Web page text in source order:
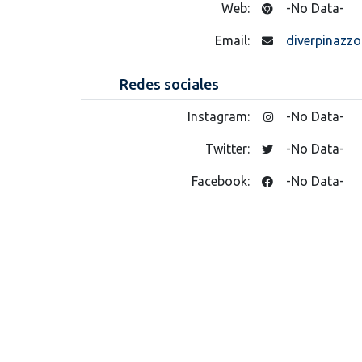
Web: -No Data-
Email:
Redes sociales
Instagram: -No Data-
Twitter: -No Data-
Facebook: -No Data-